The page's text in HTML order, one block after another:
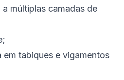
múltiplas camadas de
em tabiques e vigamentos